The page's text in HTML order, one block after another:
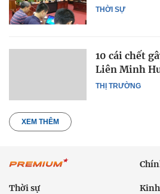
THỜI SỰ
THỊ TRƯỜNG
10 cái chết
Liên Minh
XEM THÊM
Thời sự